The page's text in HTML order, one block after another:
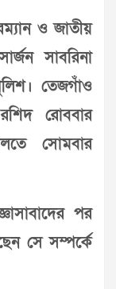
ও জাতীয়
সাবরিনা
তেজগাঁও
রোববার
সোমবার
পর
সে সম্পর্কে